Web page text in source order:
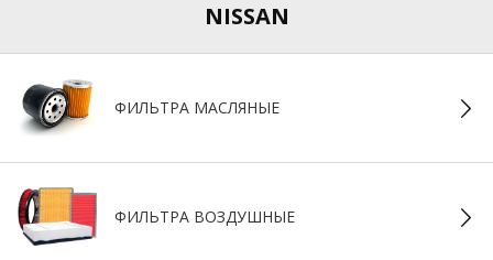
NISSAN
ФИЛЬТРА MАСЛЯНЫЕ
ФИЛЬТРА ВОЗДУШНЫЕ